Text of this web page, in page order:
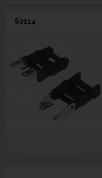
S0114